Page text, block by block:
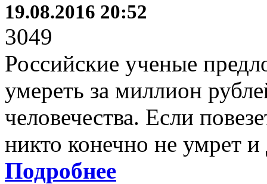
19.08.2016 20:52
3049
Российские ученые
умереть за миллион
человечества. Если
никто конечно не умрет
Подробнее